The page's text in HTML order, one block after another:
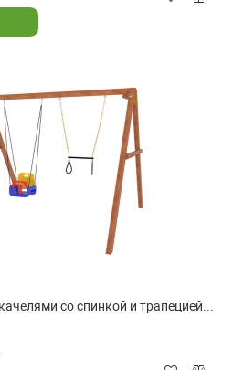
со спинкой и трапецией...